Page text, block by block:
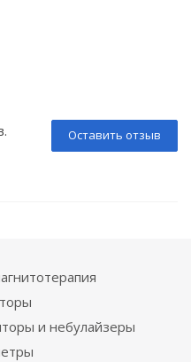
Оставить отзыв
и небулайзеры